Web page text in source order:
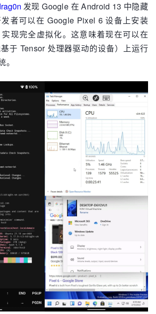
发现 Google 在 Android 13 中隐藏
者可以在 Google Pixel 6 设备上安装
现完全虚拟化。这意味着现在可以在
于 Tensor 处理器驱动的设备）上运行